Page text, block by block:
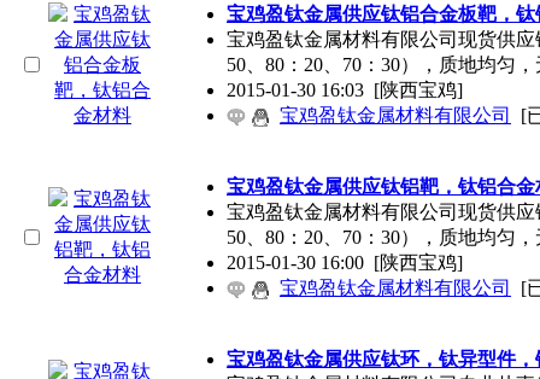
宝鸡盈钛金属供应钛铝合金板靶，
宝鸡盈钛金属材料有限公司现货供
50、80：20、70：30），质地均匀
2015-01-30 16:03 [陕西宝鸡]
宝鸡盈钛金属材料有限公司
[
宝鸡盈钛金属供应钛铝靶，钛铝合金
宝鸡盈钛金属材料有限公司现货供
50、80：20、70：30），质地均匀
2015-01-30 16:00 [陕西宝鸡]
宝鸡盈钛金属材料有限公司
[
宝鸡盈钛金属供应钛环，钛异型件，